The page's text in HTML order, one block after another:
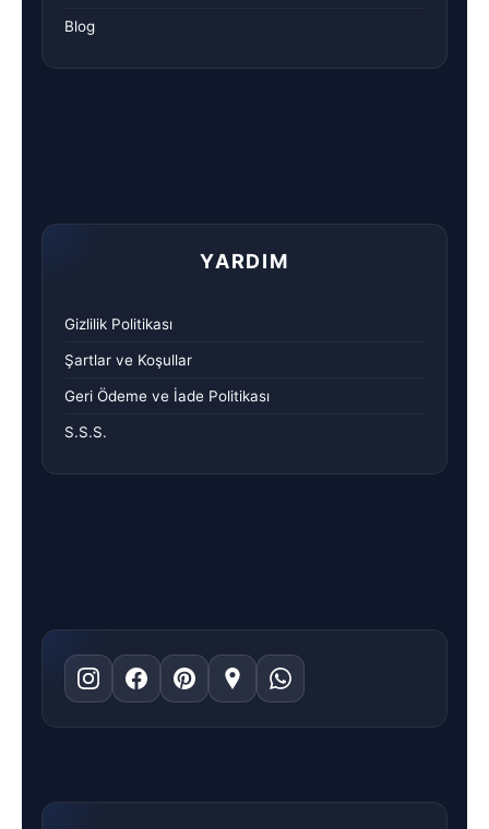
Blog
YARDIM
Gizlilik Politikası
Şartlar ve Koşullar
Geri Ödeme ve İade Politikası
S.S.S.